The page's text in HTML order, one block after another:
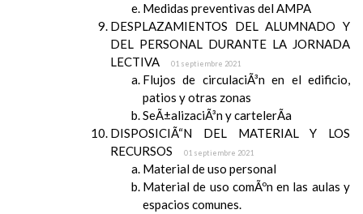
Medidas preventivas del AMPA
DESPLAZAMIENTOS DEL ALUMNADO Y
DEL PERSONAL DURANTE LA JORNADA
LECTIVA
01 septiembre 2021
Flujos de circulaciÃ³n en el edificio,
patios y otras zonas
SeÃ±alizaciÃ³n y cartelerÃ­a
DISPOSICIÃ“N DEL MATERIAL Y LOS
RECURSOS
01 septiembre 2021
Material de uso personal
Material de uso comÃºn en las aulas y
espacios comunes.